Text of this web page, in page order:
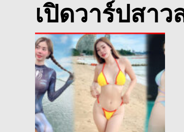
เปิดวาร์ปสา